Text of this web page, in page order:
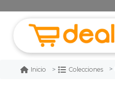
Inicio Colecciones